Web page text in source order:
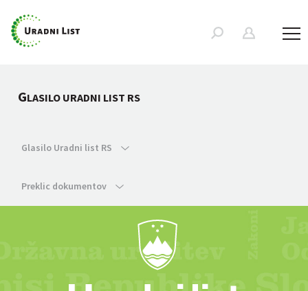
GLASILO URADNI LIST RS
Glasilo Uradni list RS
Preklic dokumentov